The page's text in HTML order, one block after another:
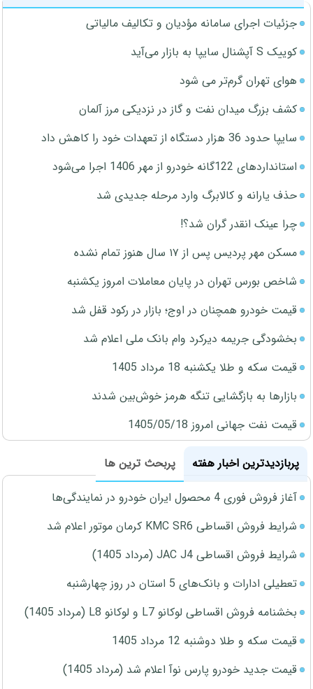
جزئیات اجرای سامانه مؤدیان و تکالیف مالیاتی
کوییک S آپشنال سایپا به بازار می‌آید
هوای تهران گرم‌تر می شود
کشف بزرگ میدان نفت و گاز در نزدیکی مرز آلمان
سایپا حدود 36 هزار دستگاه از تعهدات خود را کاهش داد
استانداردهای 122گانه خودرو از مهر 1406 اجرا می‌شود
حذف یارانه و کالابرگ وارد مرحله جدیدی شد
چرا عینک انقدر گران شد؟!
مسکن مهر پردیس پس از ۱۷ سال هنوز تمام نشده
شاخص بورس تهران در پایان معاملات امروز یکشنبه
قیمت خودرو همچنان در اوج؛ بازار در رکود قفل شد
بخشودگی جریمه دیرکرد وام بانک ملی اعلام شد
قیمت سکه و طلا یکشنبه 18 مرداد 1405
بازارها به بازگشایی تنگه هرمز خوش‌بین شدند
قیمت نفت جهانی امروز 1405/05/18
پربازدیدترین اخبار هفته
پربحث ترین ها
آغاز فروش فوری 4 محصول ایران خودرو در نمایندگی‌ها
شرایط فروش اقساطی KMC SR6 کرمان موتور اعلام شد
شرایط فروش اقساطی JAC J4 (مرداد 1405)
تعطیلی ادارات و بانک‌های 5 استان در روز چهارشنبه
بخشنامه فروش اقساطی لوکانو L7 و لوکانو L8 (مرداد 1405)
قیمت سکه و طلا دوشنبه 12 مرداد 1405
قیمت جدید خودرو پارس نوآ اعلام شد (مرداد 1405)